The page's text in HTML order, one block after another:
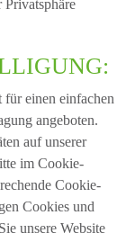
einen einfachen
angeboten.
auf unserer
im Cookie-
Cookie-
Cookies und
unsere Website